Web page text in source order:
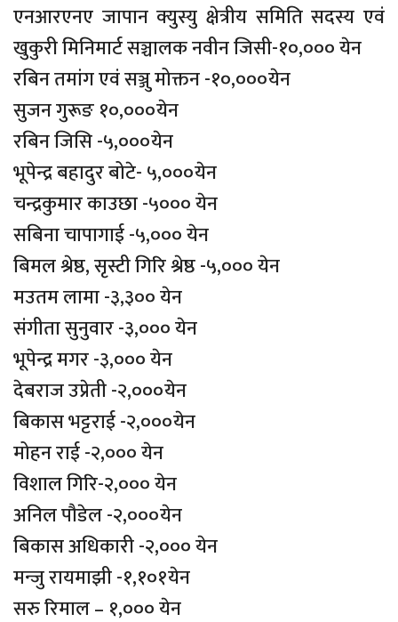
एनआरएनए जापान क्युस्यु क्षेत्रीय समिति सदस्य एवं
खुकुरी मिनिमार्ट सञ्चालक नवीन जिसी-१०,००० येन
रबिन तमांग एवं सञ्जु मोक्तन -१०,०००येन
सुजन गुरूङ १०,०००येन
रबिन जिसि -५,०००येन
भूपेन्द्र बहादुर बोटे- ५,०००येन
चन्द्रकुमार काउछा -५००० येन
सबिना चापागाई -५,००० येन
बिमल श्रेष्ठ, सृस्टी गिरि श्रेष्ठ -५,००० येन
मउतम लामा -३,३०० येन
संगीता सुनुवार -३,००० येन
भूपेन्द्र मगर -३,००० येन
देबराज उप्रेती -२,०००येन
बिकास भट्टराई -२,०००येन
मोहन राई -२,००० येन
विशाल गिरि-२,००० येन
अनिल पौडेल -२,०००येन
बिकास अधिकारी -२,००० येन
मन्जु रायमाझी -१,१०१येन
सरु रिमाल – १,००० येन